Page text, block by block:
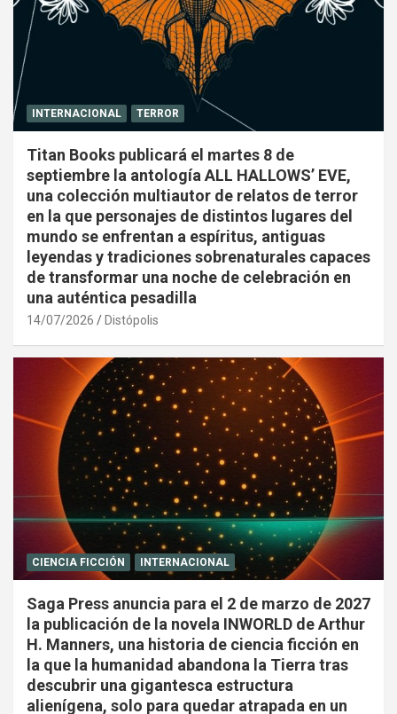
INTERNACIONAL TERROR
Titan Books publicará el martes 8 de
septiembre la antología ALL HALLOWS’ EVE,
una colección multiautor de relatos de terror
en la que personajes de distintos lugares del
mundo se enfrentan a espíritus, antiguas
leyendas y tradiciones sobrenaturales capaces
de transformar una noche de celebración en
una auténtica pesadilla
14/07/2026 Distópolis
CIENCIA FICCIÓN INTERNACIONAL
Saga Press anuncia para el 2 de marzo de 2027
la publicación de la novela INWORLD de Arthur
H. Manners, una historia de ciencia ficción en
la que la humanidad abandona la Tierra tras
descubrir una gigantesca estructura
alienígena, solo para quedar atrapada en un